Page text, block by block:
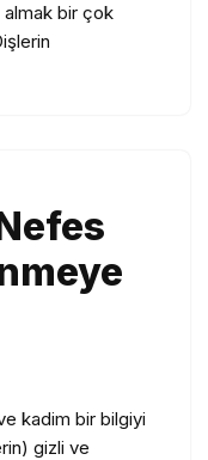
almak bir çok
kadim bir bilgiyi
gizli ve